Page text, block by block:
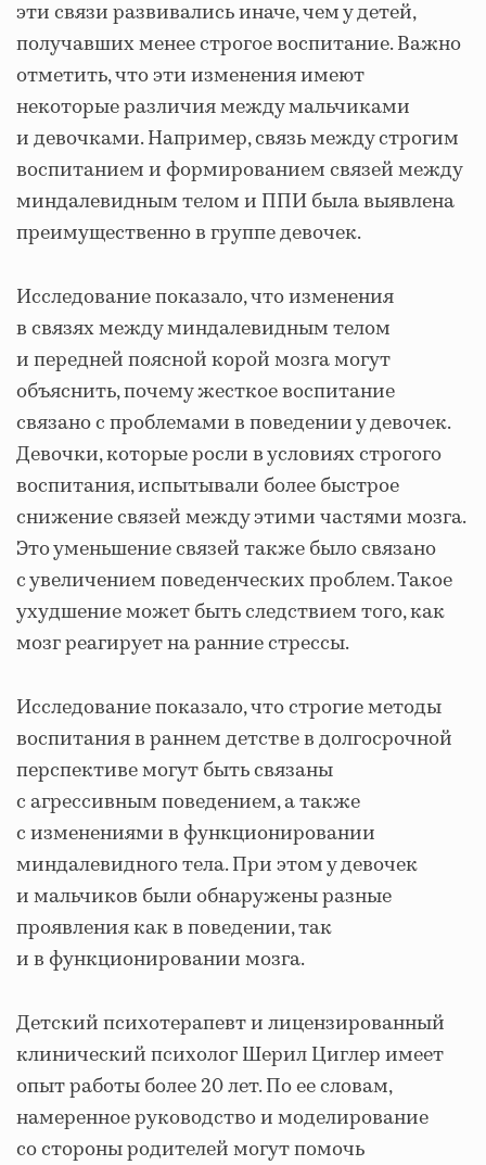
эти связи развивались иначе, чем у детей,
получавших менее строгое воспитание. Важно
отметить, что эти изменения имеют
некоторые различия между мальчиками
и девочками. Например, связь между строгим
воспитанием и формированием связей между
миндалевидным телом и ППИ была выявлена
преимущественно в группе девочек.
Исследование показало, что изменения
в связях между миндалевидным телом
и передней поясной корой мозга могут
объяснить, почему жесткое воспитание
связано с проблемами в поведении у девочек.
Девочки, которые росли в условиях строгого
воспитания, испытывали более быстрое
снижение связей между этими частями мозга.
Это уменьшение связей также было связано
с увеличением поведенческих проблем. Такое
ухудшение может быть следствием того, как
мозг реагирует на ранние стрессы.
Исследование показало, что строгие методы
воспитания в раннем детстве в долгосрочной
перспективе могут быть связаны
с агрессивным поведением, а также
с изменениями в функционировании
миндалевидного тела. При этом у девочек
и мальчиков были обнаружены разные
проявления как в поведении, так
и в функционировании мозга.
Детский психотерапевт и лицензированный
клинический психолог Шерил Циглер имеет
опыт работы более 20 лет. По ее словам,
намеренное руководство и моделирование
со стороны родителей могут помочь